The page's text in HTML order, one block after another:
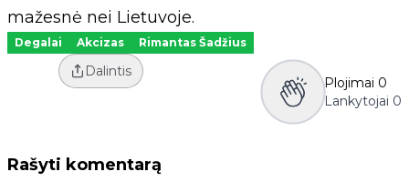
mažesnė nei Lietuvoje.
Degalai Akcizas Rimantas Šadžius
Dalintis
Plojimai 0
Lankytojai 0
Rašyti komentarą